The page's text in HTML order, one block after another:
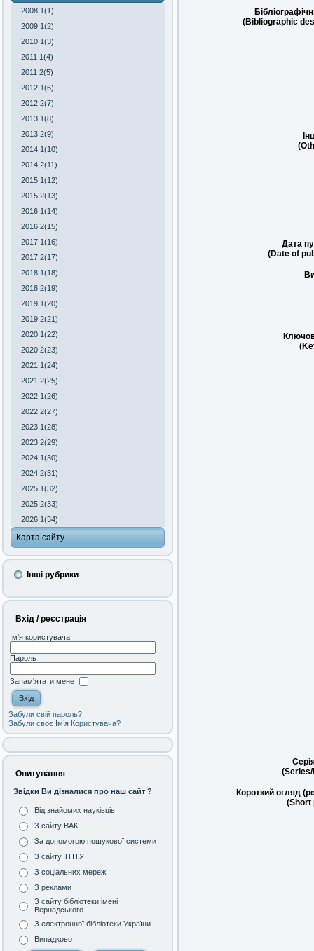
2008 1(1)
2009 1(2)
2010 1(3)
2011 1(4)
2011 2(5)
2012 1(6)
2012 2(7)
2013 1(8)
2013 2(9)
2014 1(10)
2014 2(11)
2015 1(12)
2015 2(13)
2016 1(14)
2016 2(15)
2017 1(16)
2017 2(17)
2018 1(18)
2018 2(19)
2019 1(20)
2019 2(21)
2020 1(22)
2020 2(23)
2021 1(24)
2021 2(25)
2022 1(26)
2022 2(27)
2023 1(28)
2023 2(29)
2024 1(30)
2024 2(31)
2025 1(32)
2025 2(33)
2026 1(34)
Карта сайту
Інші рубрики
Вхід / реєстрація
Ім'я користувача
Пароль
Запам'ятати мене
Забули свій пароль?
Забули своє Ім’я Користувача?
Опитування
Звідки Ви дізналися про наш сайт ?
Від знайомих науківців
З сайту ВАК
За допомогою пошукової системи
З сайту ТНТУ
З соціальних мереж
З реклами
З сайту бібліотеки імені
Вернадського
З електронної бібліотеки України
Випадково
(Bibliographic
Дата
(Date of
Короткий огляд
(Short